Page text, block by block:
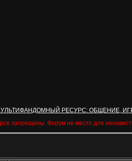
РЕСУРС: ОБЩЕНИЕ,
запрещены. Форум не место для